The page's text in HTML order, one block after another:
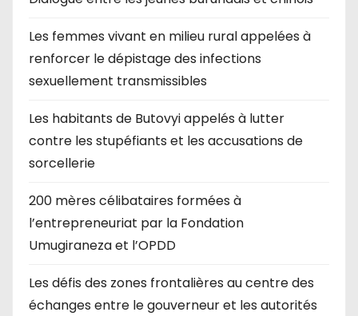
Les femmes vivant en milieu rural appelées à
renforcer le dépistage des infections
sexuellement transmissibles
Les habitants de Butovyi appelés à lutter
contre les stupéfiants et les accusations de
sorcellerie
200 mères célibataires formées à
l’entrepreneuriat par la Fondation
Umugiraneza et l’OPDD
Les défis des zones frontalières au centre des
échanges entre le gouverneur et les autorités